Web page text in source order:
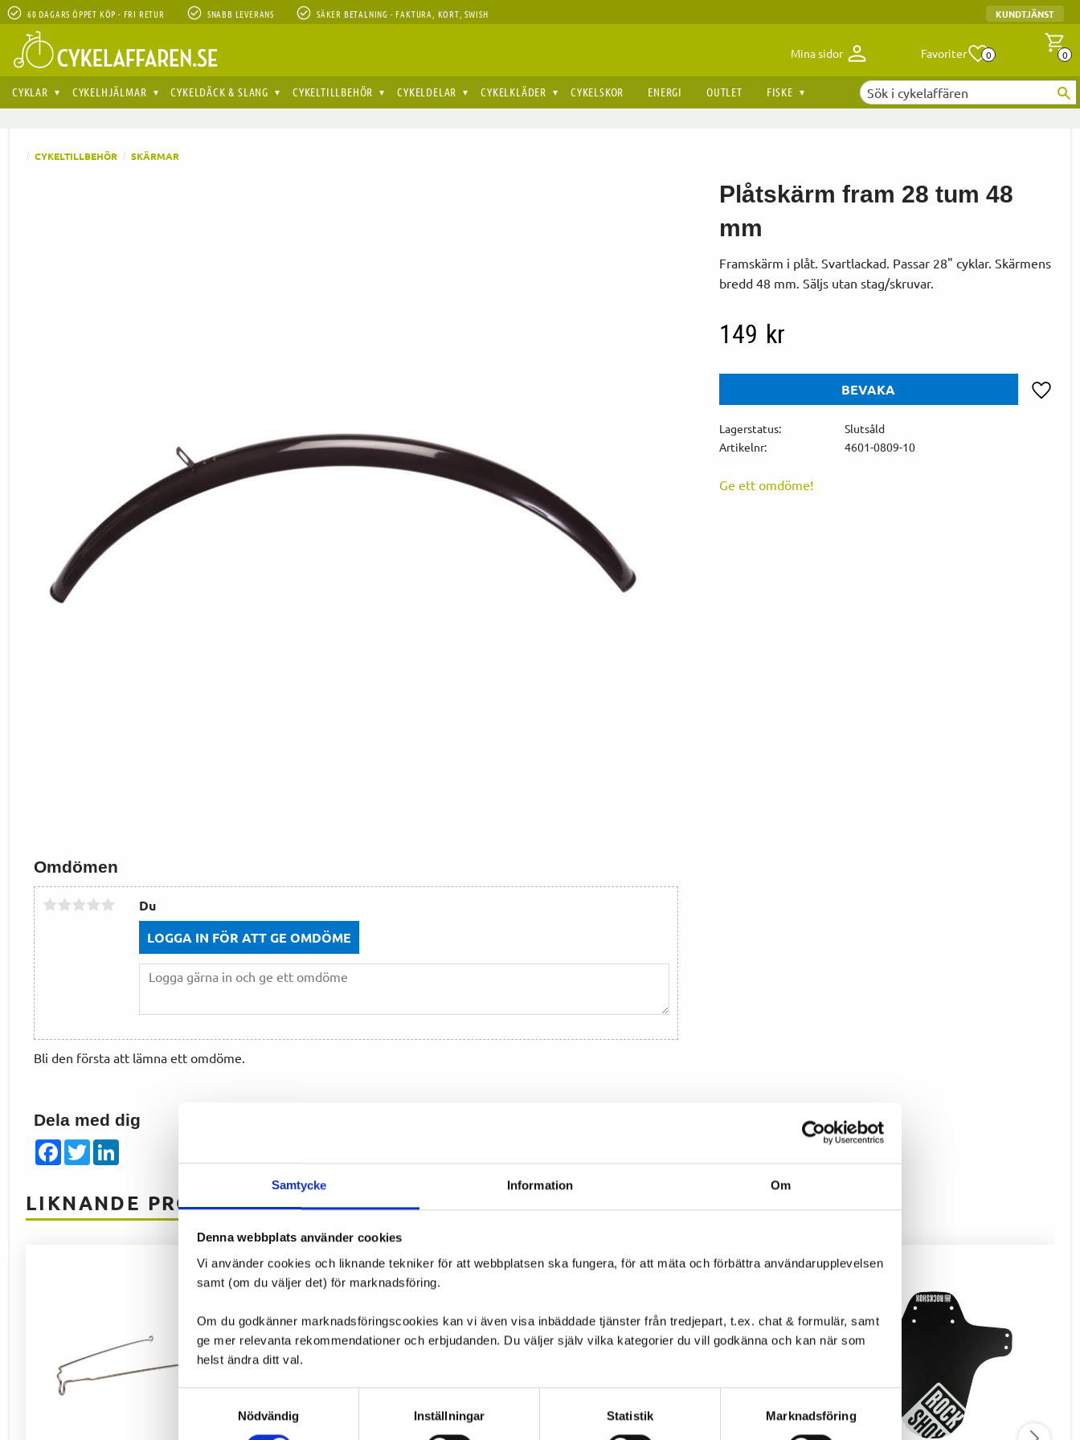
Samtycke Information Om
Denna webbplats använder cookies
Vi använder cookies och liknande tekniker för att webbplatsen ska fungera, för att mäta och förbättra användarupplevelsen
samt (om du väljer det) för marknadsföring.
Om du godkänner marknadsföringscookies kan vi även visa inbäddade tjänster från tredjepart, t.ex. chat & formulär, samt
ge mer relevanta rekommendationer och erbjudanden. Du väljer själv vilka kategorier du vill godkänna och kan när som
helst ändra ditt val.
Nödvändig
Inställningar Statistik Marknadsföring
60 DAGARS ÖPPET KÖP - FRI RETUR SNABB LEVERANS SÄKER BETALNING - FAKTURA, KORT, SWISH KUNDTJÄNST
Mina sidor Favoriter Antal
0 0
CYKLAR CYKELHJÄLMAR CYKELDÄCK & SLANG CYKELTILLBEHÖR CYKELDELAR CYKELKLÄDER CYKELSKOR ENERGI OUTLET FISKE
CYKELTILLBEHÖR SKÄRMAR
Plåtskärm fram 28 tum 48
mm
Framskärm i plåt. Svartlackad. Passar 28" cyklar. Skärmens
bredd 48 mm. Säljs utan stag/skruvar.
149 kr
BEVAKA
Lagerstatus
Slutsåld
Artikelnr
4601-0809-10
Ge ett omdöme!
Dela med dig
Facebook
Twitter
Omdömen
Du
LOGGA IN FÖR ATT GE OMDÖME
Bli den första att lämna ett omdöme.
LIKNANDE PRODUKTER